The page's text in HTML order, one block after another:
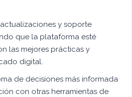
y soporte
que la plataforma esté
las mejores prácticas y
digital.
de decisiones más informada
con otras herramientas de